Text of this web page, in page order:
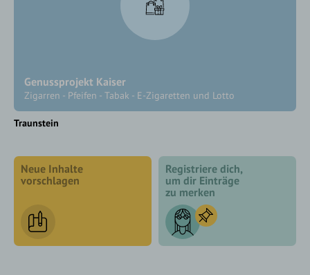
Genussprojekt Kaiser
Zigarren - Pfeifen - Tabak - E-Zigaretten und Lotto
Traunstein
Neue Inhalte
vorschlagen
Registriere dich,
um dir Einträge
zu merken